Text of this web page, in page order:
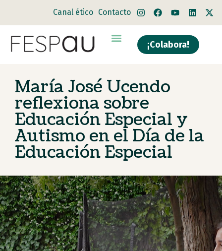
Canal ético Contacto
¡Colabora!
María José Ucendo
reflexiona sobre
Educación Especial y
Autismo en el Día de la
Educación Especial